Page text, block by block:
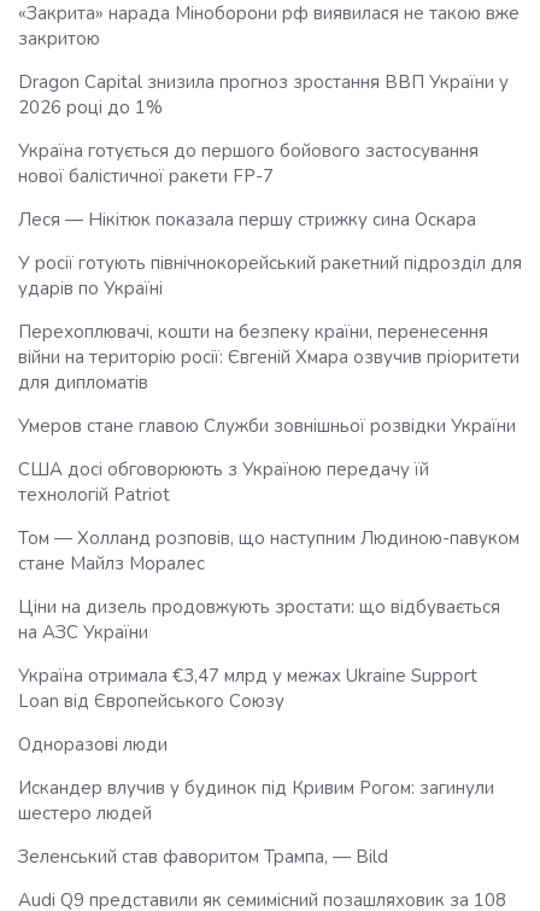
«Закрита» нарада Міноборони рф виявилася не такою вже
закритою
Dragon Capital знизила прогноз зростання ВВП України у
2026 році до 1%
Україна готується до першого бойового застосування
нової балістичної ракети FP-7
Леся — Нікітюк показала першу стрижку сина Оскара
У росії готують північнокорейський ракетний підрозділ для
ударів по Україні
Перехоплювачі, кошти на безпеку країни, перенесення
війни на територію росії: Євгеній Хмара озвучив пріоритети
для дипломатів
Умеров стане главою Служби зовнішньої розвідки України
США досі обговорюють з Україною передачу їй
технологій Patriot
Том — Холланд розповів, що наступним Людиною-павуком
стане Майлз Моралес
Ціни на дизель продовжують зростати: що відбувається
на АЗС України
Україна отримала €3,47 млрд у межах Ukraine Support
Loan від Європейського Союзу
Одноразові люди
Искандер влучив у будинок під Кривим Рогом: загинули
шестеро людей
Зеленський став фаворитом Трампа, — Bild
Audi Q9 представили як семимісний позашляховик за 108